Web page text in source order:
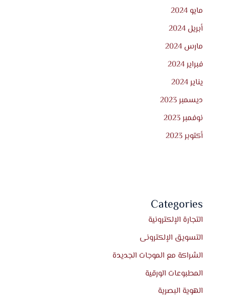
مايو 2024
أبريل 2024
مارس 2024
فبراير 2024
يناير 2024
ديسمبر 2023
نوفمبر 2023
أكتوبر 2023
Categories
التجارة الإلكترونية
التسويق الإلكترونى
الشراكة مع الموجات الجديدة
المطبوعات الورقية
الهوية البصرية